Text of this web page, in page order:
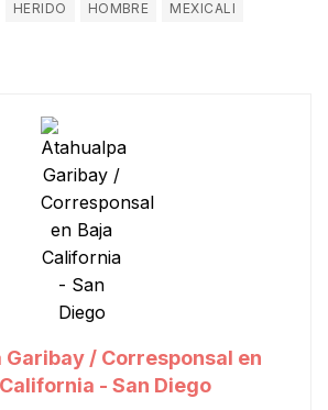
HERIDO HOMBRE
MEXICALI
Garibay / Corresponsal en
- San Diego